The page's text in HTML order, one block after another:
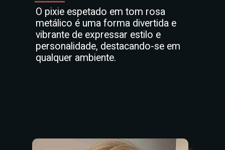
O pixie espetado em tom rosa
metálico é uma forma divertida e
vibrante de expressar estilo e
personalidade, destacando-se em
qualquer ambiente.